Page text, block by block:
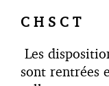
C H S C T
Les
sont rentrées